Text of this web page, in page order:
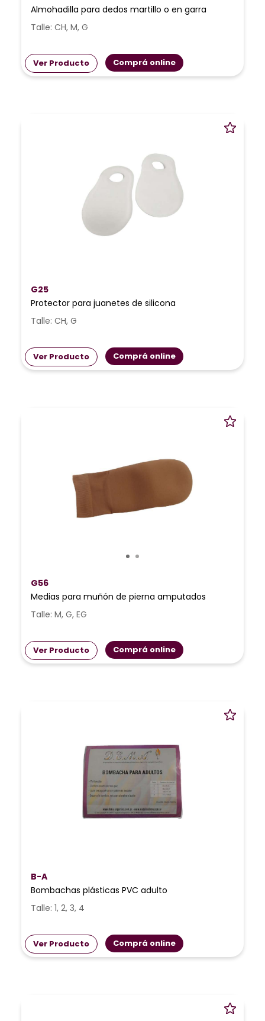
Almohadilla para dedos martillo o en garra
Talle: CH, M, G
Ver Producto Comprá online
G25
Protector para juanetes de silicona
Talle: CH, G
Ver Producto Comprá online
G56
Medias para muñón de pierna amputados
Talle: M, G, EG
Ver Producto Comprá online
B-A
Bombachas plásticas PVC adulto
Talle: 1, 2, 3, 4
Ver Producto Comprá online